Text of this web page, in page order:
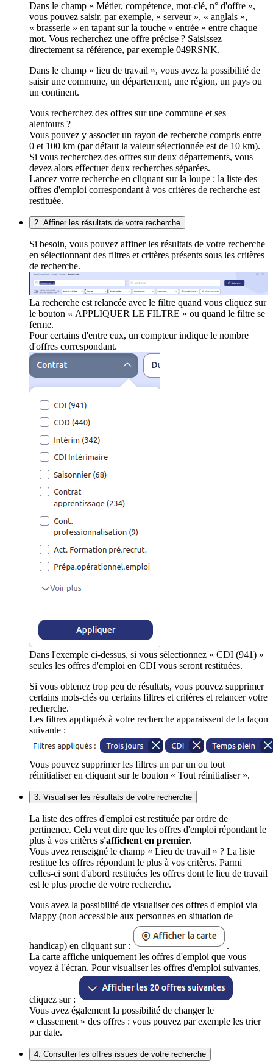
Dans le champ « Métier, compétence, mot-clé, n° d'offre »,
vous pouvez saisir, par exemple, « serveur », « anglais »,
« brasserie » en tapant sur la touche « entrée » entre chaque
mot. Vous recherchez une offre précise ? Saisissez
directement sa référence, par exemple 049RSNK.
Dans le champ « lieu de travail », vous avez la possibilité de
saisir une commune, un département, une région, un pays ou
un continent.
Vous recherchez des offres sur une commune et ses
alentours ?
Vous pouvez y associer un rayon de recherche compris entre
0 et 100 km (par défaut la valeur sélectionnée est de 10 km).
Si vous recherchez des offres sur deux départements, vous
devez alors effectuer deux recherches séparées.
Lancez votre recherche en cliquant sur la loupe ; la liste des
offres d'emploi correspondant à vos critères de recherche est
restituée.
2. Affiner les résultats de votre recherche
Si besoin, vous pouvez affiner les résultats de votre recherche
en sélectionnant des filtres et critères présents sous les critères
de recherche.
La recherche est relancée avec le filtre quand vous cliquez sur
le bouton « APPLIQUER LE FILTRE » ou quand le filtre se
ferme.
Pour certains d'entre eux, un compteur indique le nombre
d'offres correspondant.
Dans l'exemple ci-dessus, si vous sélectionnez « CDI (941) »
seules les offres d'emploi en CDI vous seront restituées.
Si vous obtenez trop peu de résultats, vous pouvez supprimer
certains mots-clés ou certains filtres et critères et relancer votre
recherche.
Les filtres appliqués à votre recherche apparaissent de la façon
suivante :
Vous pouvez supprimer les filtres un par un ou tout
réinitialiser en cliquant sur le bouton « Tout réinitialiser ».
3. Visualiser les résultats de votre recherche
La liste des offres d'emploi est restituée par ordre de
pertinence. Cela veut dire que les offres d'emploi répondant le
plus à vos critères s'affichent en premier.
Vous avez renseigné le champ « Lieu de travail » ? La liste
restitue les offres répondant le plus à vos critères. Parmi
celles-ci sont d'abord restituées les offres dont le lieu de travail
est le plus proche de votre recherche.
Vous avez la possibilité de visualiser ces offres d'emploi via
Mappy (non accessible aux personnes en situation de
handicap) en cliquant sur :
.
La carte affiche uniquement les offres d'emploi que vous
voyez à l'écran. Pour visualiser les offres d'emploi suivantes,
cliquez sur :
Vous avez également la possibilité de changer le
« classement » des offres : vous pouvez par exemple les trier
par date.
4. Consulter les offres issues de votre recherche